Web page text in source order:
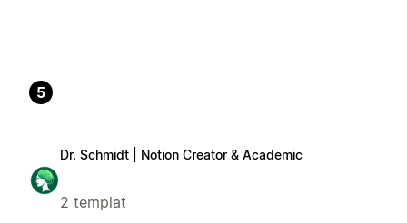
5
Dr. Schmidt | Notion Creator & Academic
2 templat